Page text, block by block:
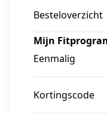
Besteloverzicht
Mijn
Eenmalig
Kortingscode